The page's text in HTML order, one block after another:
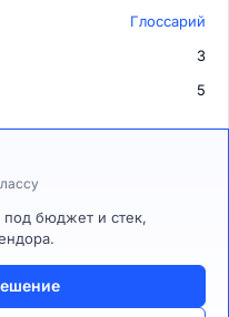
Глоссарий
3
5
бюджет и стек,